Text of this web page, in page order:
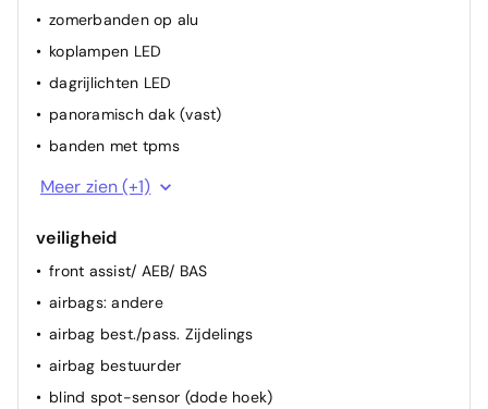
zomerbanden op alu
koplampen LED
dagrijlichten LED
panoramisch dak (vast)
banden met tpms
dakrails
Meer zien (+1)
veiligheid
front assist/ AEB/ BAS
airbags: andere
airbag best./pass. Zijdelings
airbag bestuurder
blind spot-sensor (dode hoek)